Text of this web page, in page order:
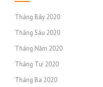
Tháng Bảy 2020
Tháng Sáu 2020
Tháng Năm 2020
Tháng Tư 2020
Tháng Ba 2020